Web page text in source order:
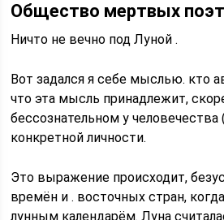
Общество мертвых
Ничто не вечно под Луной .
Вот задался я себе мыслью. кто
что эта мысль принадлежит,
бессознательном у
конкретной личности.
Это выражение происходит,
времён и . восточных стран,
лунным календарём. Луна